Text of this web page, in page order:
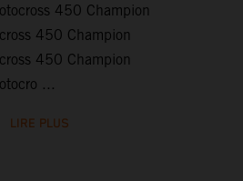
450 Champion
450 Champion
450 Champion
...
LIRE PLUS